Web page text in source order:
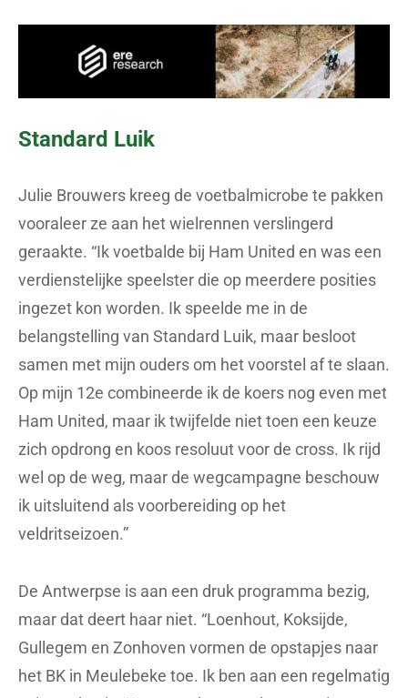
Standard Luik
Julie Brouwers kreeg de voetbalmicrobe te pakken
vooraleer ze aan het wielrennen verslingerd
geraakte. “Ik voetbalde bij Ham United en was een
verdienstelijke speelster die op meerdere posities
ingezet kon worden. Ik speelde me in de
belangstelling van Standard Luik, maar besloot
samen met mijn ouders om het voorstel af te slaan.
Op mijn 12e combineerde ik de koers nog even met
Ham United, maar ik twijfelde niet toen een keuze
zich opdrong en koos resoluut voor de cross. Ik rijd
wel op de weg, maar de wegcampagne beschouw
ik uitsluitend als voorbereiding op het
veldritseizoen.”
De Antwerpse is aan een druk programma bezig,
maar dat deert haar niet. “Loenhout, Koksijde,
Gullegem en Zonhoven vormen de opstapjes naar
het BK in Meulebeke toe. Ik ben aan een regelmatig